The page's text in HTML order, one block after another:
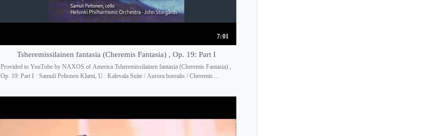
7:01
Tsheremissilainen fantasia (Cheremis Fantasia) , Op. 19: Part I
Provided to YouTube by NAXOS of America Tsheremissilainen fantasia (Cheremis Fantasia) ,
Op. 19: Part I · Samuli Peltonen Klami, U.: Kalevala Suite / Aurora borealis / Cheremis ...